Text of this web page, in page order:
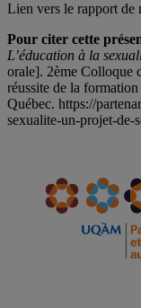
Lien vers le rapport de
Pour citer cette
L’éducation à la
orale]. 2ème Colloque
réussite de la
Québec. https://
sexualite-un-projet-de-